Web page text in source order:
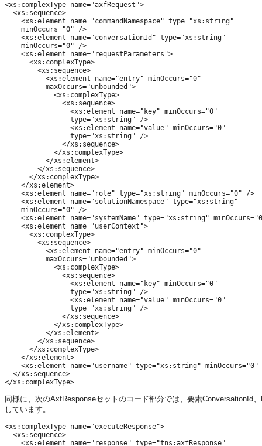
<xs:complexType name="axfRequest">
  <xs:sequence>
    <xs:element name="commandNamespace" type="xs:string"
    minOccurs="0" />
    <xs:element name="conversationId" type="xs:string"
    minOccurs="0" />
    <xs:element name="requestParameters">
      <xs:complexType>
        <xs:sequence>
          <xs:element name="entry" minOccurs="0"
          maxOccurs="unbounded">
            <xs:complexType>
              <xs:sequence>
                <xs:element name="key" minOccurs="0"
                type="xs:string" />
                <xs:element name="value" minOccurs="0"
                type="xs:string" />
              </xs:sequence>
            </xs:complexType>
          </xs:element>
        </xs:sequence>
      </xs:complexType>
    </xs:element>
    <xs:element name="role" type="xs:string" minOccurs="0" />
    <xs:element name="solutionNamespace" type="xs:string"
    minOccurs="0" />
<xs:element name="systemName" type="xs:string"
    <xs:element name="userContext">
      <xs:complexType>
        <xs:sequence>
          <xs:element name="entry" minOccurs="0"
          maxOccurs="unbounded">
            <xs:complexType>
              <xs:sequence>
                <xs:element name="key" minOccurs="0"
                type="xs:string" />
                <xs:element name="value" minOccurs="0"
                type="xs:string" />
              </xs:sequence>
            </xs:complexType>
          </xs:element>
        </xs:sequence>
      </xs:complexType>
    </xs:element>
<xs:element name="username" type="xs:string" minOccurs="0"
  </xs:sequence>
同様に、次のAxfResponseセットのコード部分では、要素ConversationId
しています。
<xs:complexType name="executeResponse">
  <xs:sequence>
    <xs:element name="response" type="tns:axfResponse"